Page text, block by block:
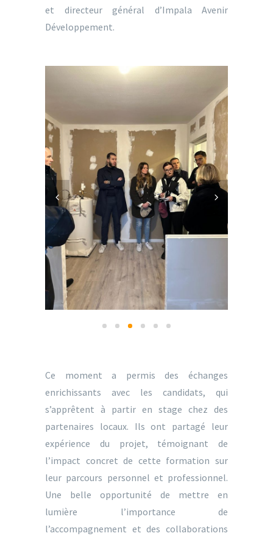
et directeur général d’Impala Avenir
Développement.
Ce moment a permis des échanges
enrichissants avec les candidats, qui
s’apprêtent à partir en stage chez des
partenaires locaux. Ils ont partagé leur
expérience du projet, témoignant de
l’impact concret de cette formation sur
leur parcours personnel et professionnel.
Une belle opportunité de mettre en
lumière l’importance de
l’accompagnement et des collaborations